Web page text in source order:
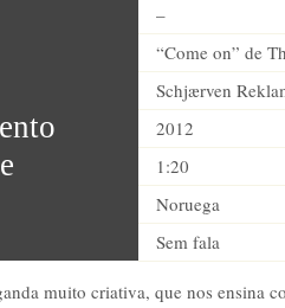
–
“Come on” de
Schjærven
2012
1:20
Noruega
Sem fala
muito criativa, que nos ensina